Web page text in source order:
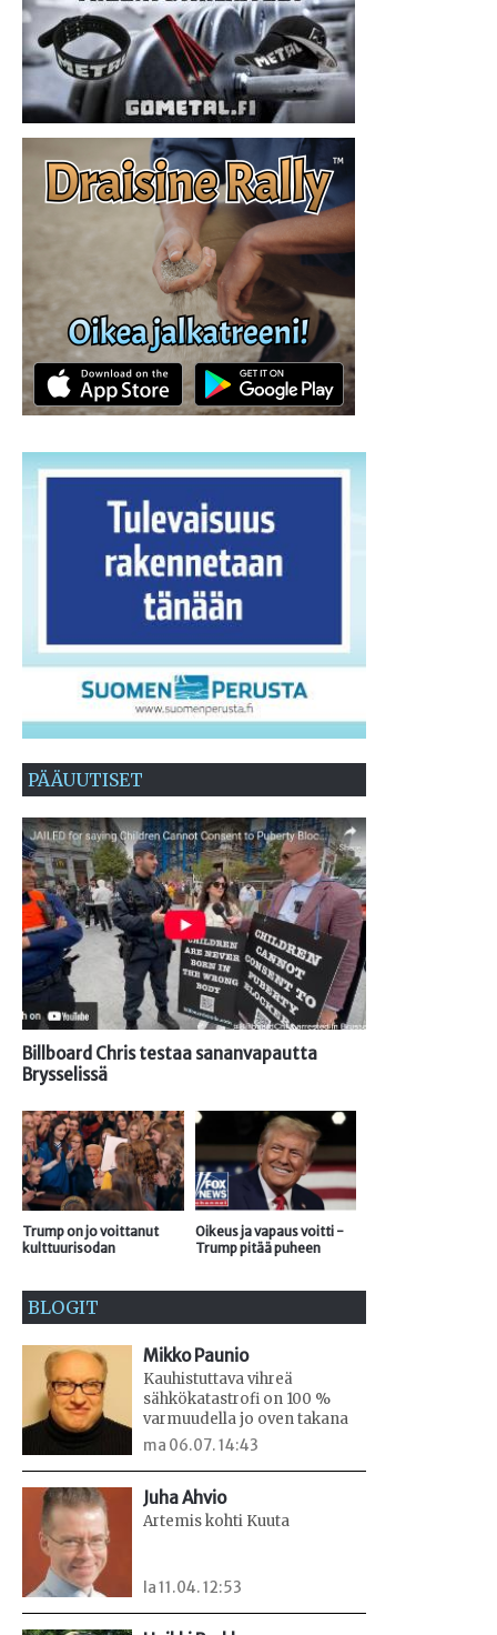
PÄÄUUTISET
Billboard Chris testaa sananvapautta
Brysselissä
Trump on jo voittanut
kulttuurisodan
Oikeus ja vapaus voitti -
Trump pitää puheen
BLOGIT
Mikko Paunio
Kauhistuttava vihreä
sähkökatastrofi on 100 %
varmuudella jo oven takana
ma 06.07. 14:43
Juha Ahvio
Artemis kohti Kuuta
la 11.04. 12:53